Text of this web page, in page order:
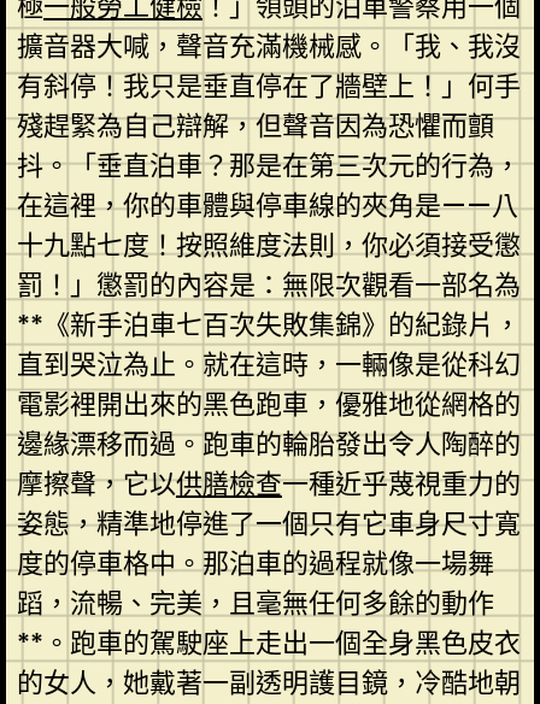
擴音器大喊，聲音充滿機械感。「我、我沒
有斜停！我只是垂直停在了牆壁上！」何手
殘趕緊為自己辯解，但聲音因為恐懼而顫
抖。「垂直泊車？那是在第三次元的行為，
在這裡，你的車體與停車線的夾角是——八
十九點七度！按照維度法則，你必須接受懲
罰！」懲罰的內容是：無限次觀看一部名為
**《新手泊車七百次失敗集錦》的紀錄片，
直到哭泣為止。就在這時，一輛像是從科幻
電影裡開出來的黑色跑車，優雅地從網格的
邊緣漂移而過。跑車的輪胎發出令人陶醉的
摩擦聲，它以供膳檢查一種近乎蔑視重力的
姿態，精準地停進了一個只有它車身尺寸寬
度的停車格中。那泊車的過程就像一場舞
蹈，流暢、完美，且毫無任何多餘的動作
**。跑車的駕駛座上走出一個全身黑色皮衣
的女人，她戴著一副透明護目鏡，冷酷地朝